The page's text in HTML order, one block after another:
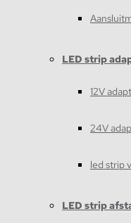
LED strip
12V
24V
led strip
LED strip